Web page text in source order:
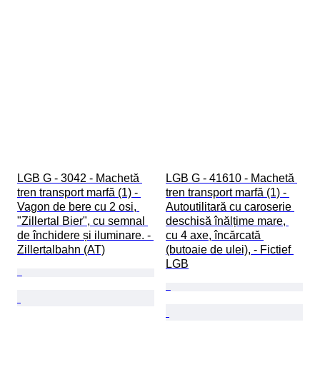
LGB G - 3042 - Machetă
tren transport marfă (1) -
Vagon de bere cu 2 osi,
"Zillertal Bier", cu semnal
de închidere și iluminare. -
Zillertalbahn (AT)
LGB G - 41610 - Machetă
tren transport marfă (1) -
Autoutilitară cu caroserie
deschisă înălțime mare,
cu 4 axe, încărcată
(butoaie de ulei), - Fictief
LGB